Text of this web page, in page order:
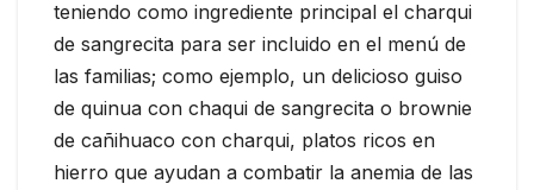
teniendo como ingrediente principal el charqui
de sangrecita para ser incluido en el menú de
las familias; como ejemplo, un delicioso guiso
de quinua con chaqui de sangrecita o brownie
de cañihuaco con charqui, platos ricos en
hierro que ayudan a combatir la anemia de las